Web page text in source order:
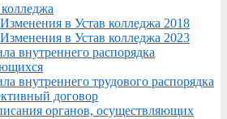
Изменения в Устав колледжа 2018
Изменения в Устав колледжа 2023
внутреннего распорядка
внутреннего трудового распорядка
договор
органов, осуществляющих